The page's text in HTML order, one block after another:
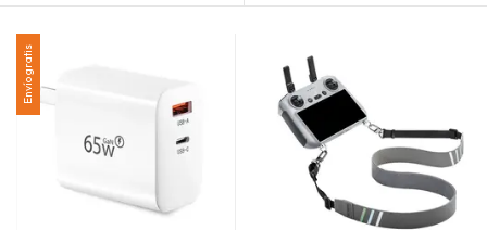
Envío gratis